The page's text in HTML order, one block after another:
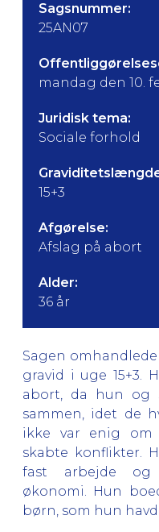
Sagsnummer:
25AN07
mandag den 10.
Juridisk tema:
Sociale forhold
15+3
Afgørelse:
Afslag på abort
Alder:
36 år
Sagen
gravid i uge 15+3.
abort, da hun og
sammen, idet de
ikke var enig om
skabte konflikter.
fast arbejde og
økonomi. Hun
børn, som hun